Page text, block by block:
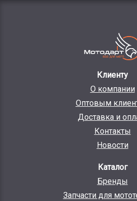
Клиенту
О компании
Оптовым
Доставка и
Контакты
Новости
Каталог
Бренды
Запчасти для